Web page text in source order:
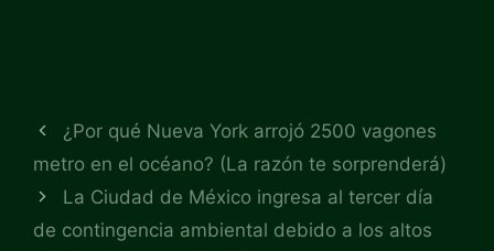
¿Por qué Nueva York arrojó 2500 vagones
metro en el océano? (La razón te sorprenderá)
La Ciudad de México ingresa al tercer día
de contingencia ambiental debido a los altos